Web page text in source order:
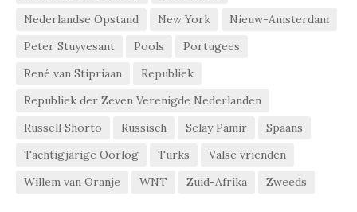
Nederlandse Opstand
New York
Nieuw-Amsterdam
Peter Stuyvesant
Pools
Portugees
René van Stipriaan
Republiek
Republiek der Zeven Verenigde Nederlanden
Russell Shorto
Russisch Selay Pamir
Spaans
Tachtigjarige Oorlog
Turks
Valse vrienden
Willem van Oranje
WNT Zuid-Afrika Zweeds